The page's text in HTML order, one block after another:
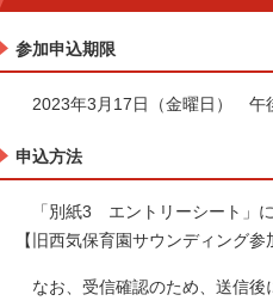
参加申込期限
2023年3月17日（金曜日） 午
申込方法
「別紙3 エントリーシート」に
【旧西気保育園サウンディング
なお、受信確認のため、送信後